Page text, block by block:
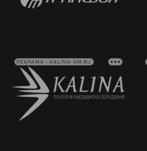
РЕКЛАМА • KALINA-SM.RU